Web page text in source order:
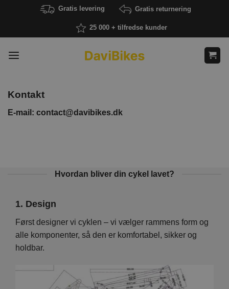
Gratis levering Gratis returnering
25 000 + tilfredse kunder
Kontakt
E-mail: contact@davibikes.dk
Hvordan bliver din cykel lavet?
1. Design
Først designer vi cyklen – vi vælger rammens form og
alle komponenter, så den er komfortabel, sikker og
holdbar.